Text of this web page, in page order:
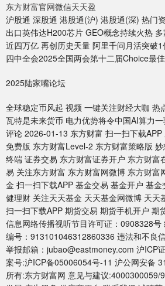
东方财富官网微信天天盈
沪股通 深股通 港股通(沪) 港股通(深) 热门
出口英伟达H200芯片 GEO概念持续火热
近四万亿 再创历史天量 阿里千问月活突破
四中全会2025全国两会第十二届Choice最
2025陆家嘴论坛
全球稳定币风起 视频 一键关注财经大咖 热
瓦特是未来货币 电力优势将令中国AI算力
评论 2026-01-13 东方财富 扫一扫下载
免费版 东方财富Level-2 东方财富策略版
终端 证券交易 东方财富证券开户 东方财富
易 关注东方财富 东方财富网微博 东方财富
金 扫一扫下载APP 基金交易 基金开户 基
健理财 关注天天基金 天天基金网微博 天天
扫一扫下载APP 期货交易 期货手机开户 期
信息网络传播视听节目许可证：0908328号
编号：913101046312860336 违法和不良
举报邮箱：jubao@eastmoney.com 沪ICP
案号:沪ICP备05006054号-11 沪公网安备
所有:东方财富网 意见与建议:4000300059/